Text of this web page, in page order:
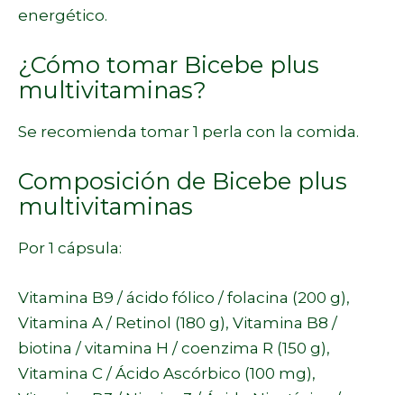
energético.
¿Cómo tomar Bicebe plus
multivitaminas?
Se recomienda tomar 1 perla con la comida.
Composición de Bicebe plus
multivitaminas
Por 1 cápsula:
Vitamina B9 / ácido fólico / folacina (200 g),
Vitamina A / Retinol (180 g), Vitamina B8 /
biotina / vitamina H / coenzima R (150 g),
Vitamina C / Ácido Ascórbico (100 mg),